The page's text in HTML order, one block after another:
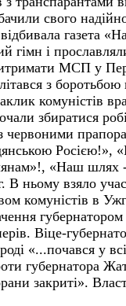
свого
газета
гімн і
МСП у
з боротьбою
комуністів
збиратися
Росією!»,
«Наш
ньому взяло
комуністів в
Віце-
«...почався у
губернатора
закриті».